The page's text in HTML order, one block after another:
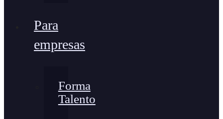
Para
empresas
Forma
Talento